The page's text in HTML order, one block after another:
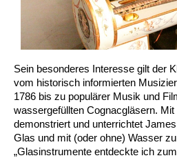
Sein besonderes Interesse gilt der
vom historisch informierten
1786 bis zu populärer Musik und
wassergefüllten Cognacgläsern.
demonstriert und unterrichtet
Glas und mit (oder ohne) Wasser
„Glasinstrumente entdeckte ich